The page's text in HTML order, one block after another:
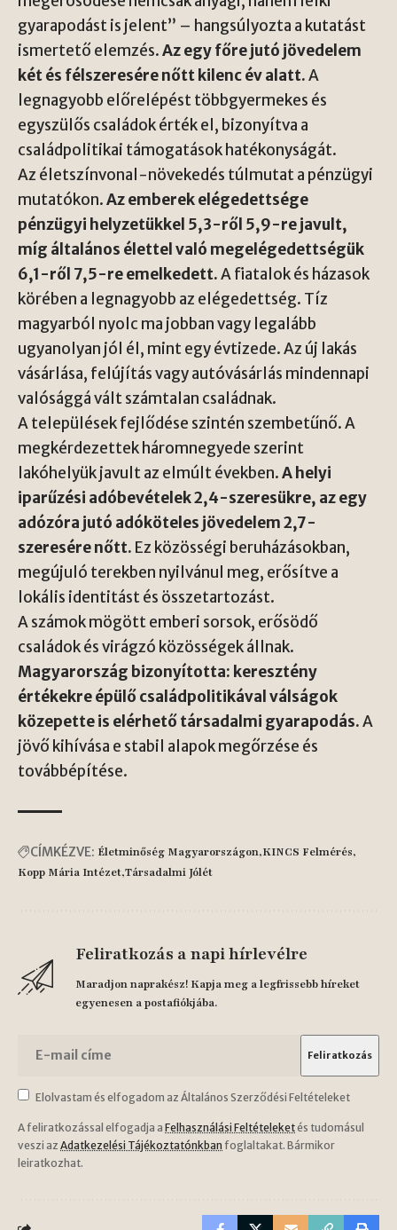
gyarapodást is jelent” – hangsúlyozta a kutatást
ismertető elemzés.Az egy főre jutó jövedelem
két és félszeresére nőtt kilenc év alatt.A
legnagyobb előrelépést többgyermekes és
egyszülős családok érték el, bizonyítva a
családpolitikai támogatások hatékonyságát.
Az életszínvonal-növekedés túlmutat a pénzügyi
mutatókon.Az emberek elégedettsége
pénzügyi helyzetükkel 5,3-ről 5,9-re javult,
míg általános élettel való megelégedettségük
6,1-ről 7,5-re emelkedett.A fiatalok és házasok
körében a legnagyobb az elégedettség. Tíz
magyarból nyolc ma jobban vagy legalább
ugyanolyan jól él, mint egy évtizede. Az új lakás
vásárlása, felújítás vagy autóvásárlás mindennapi
valósággá vált számtalan családnak.
A települések fejlődése szintén szembetűnő. A
megkérdezettek háromnegyede szerint
lakóhelyük javult az elmúlt években.A helyi
iparűzési adóbevételek 2,4-szeresükre, az egy
adózóra jutó adóköteles jövedelem 2,7-
szeresére nőtt. Ez közösségi beruházásokban,
megújuló terekben nyilvánul meg, erősítve a
lokális identitást és összetartozást.
A számok mögött emberi sorsok, erősödő
családok és virágzó közösségek állnak.
Magyarország bizonyította: keresztény
értékekre épülő családpolitikával válságok
közepette is elérhető társadalmi gyarapodás.A
jövő kihívása e stabil alapok megőrzése és
továbbépítése.
CÍMKÉZVE: Életminőség Magyarországon KINCS Felmérés
Kopp Mária Intézet Társadalmi Jólét
Feliratkozás a napi hírlevélre
Maradjon naprakész! Kapja meg a legfrissebb híreket
egyenesen a postafiókjába.
Elolvastam és elfogadom az Általános Szerződési Feltételeket
A feliratkozással elfogadja a Felhasználási Feltételeketés tudomásul
veszi az Adatkezelési Tájékoztatónkban foglaltakat. Bármikor
leiratkozhat.